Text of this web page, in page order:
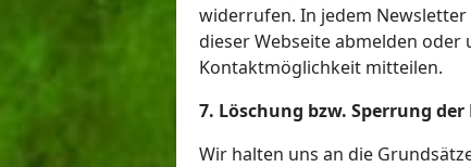
widerrufen. In jedem
dieser Webseite abmelden
Kontaktmöglichkeit mitteilen.
7. Löschung bzw. Sperrung der
Wir halten uns an die